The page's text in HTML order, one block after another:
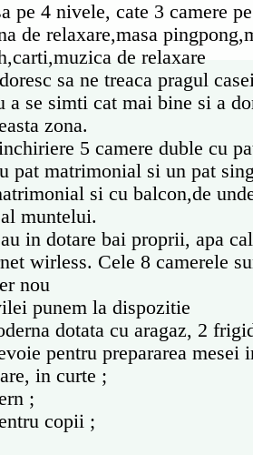
pe 4 nivele, cate 3 camere
de relaxare,masa
de relaxare
sa ne treaca pragul
a se simti cat mai bine si a
zona.
5 camere duble cu
pat matrimonial si un pat
si cu balcon,de
muntelui.
in dotare bai proprii, apa
wirless. Cele 8 camerele
nou
punem la dispozitie
dotata cu aragaz, 2
pentru prepararea mesei
in curte ;
;
copii ;